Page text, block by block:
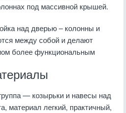
под массивной крышей.
над дверью – колонны и
между собой и делают
более функциональным
— козырьки и навесы над
материал легкий, практичный,